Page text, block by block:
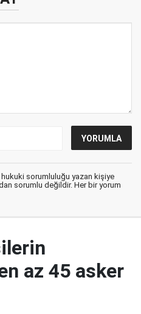
hukuki sorumluluğu yazan kişiye
sorumlu değildir. Her bir yorum
az 45 asker